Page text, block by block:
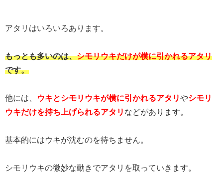
アタリはいろいろあります。
もっとも多いのは、シモリウキだけが横に引かれるアタリ
です。
他には、 ウキとシモリウキが横に引かれるアタリやシモリ
ウキだけを持ち上げられるアタリ などがあります。
基本的にはウキが沈むのを待ちません。
シモリウキの微妙な動きでアタリを取っていきます。